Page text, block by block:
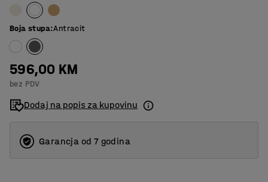
Boja stupa:Antracit
596,00 KM
bez PDV
Dodaj na popis za kupovinu
Garancja od 7 godina